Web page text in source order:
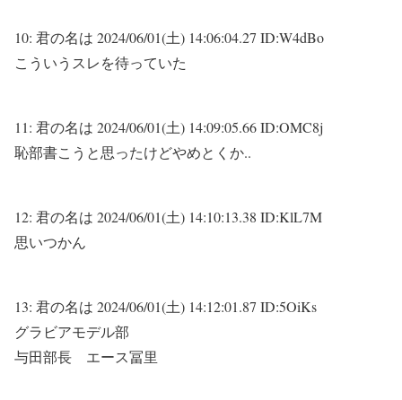
10: 君の名は 2024/06/01(土) 14:06:04.27 ID:W4dBo
こういうスレを待っていた
11: 君の名は 2024/06/01(土) 14:09:05.66 ID:OMC8j
恥部書こうと思ったけどやめとくか..
12: 君の名は 2024/06/01(土) 14:10:13.38 ID:KlL7M
思いつかん
13: 君の名は 2024/06/01(土) 14:12:01.87 ID:5OiKs
グラビアモデル部
与田部長 エース冨里